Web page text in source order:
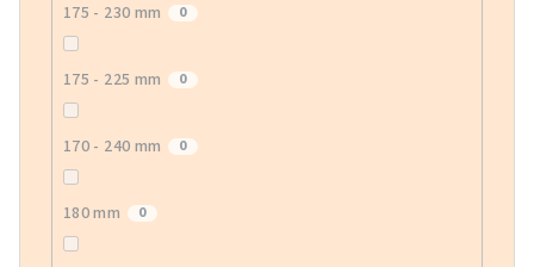
175 - 230 mm 0
175 - 225 mm 0
170 - 240 mm 0
180 mm 0